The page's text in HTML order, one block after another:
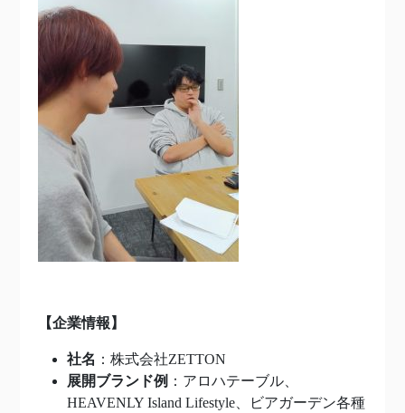
【企業情報】
社名 ：株式会社ZETTON
展開ブランド例 ：アロハテーブル、
HEAVENLY Island Lifestyle、ビアガーデン各種